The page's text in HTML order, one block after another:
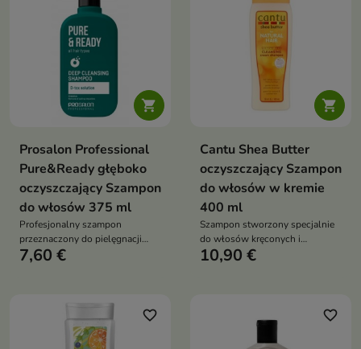

Prosalon Professional
Pure&Ready głęboko
oczyszczający Szampon
do włosów 375 ml
Profesjonalny szampon
przeznaczony do pielęgnacji
wszystkich rodzajów włosów
7,60 €

Cantu Shea Butter
oczyszczający Szampon
do włosów w kremie
400 ml
Szampon stworzony specjalnie
do włosów kręconych i
falowanych
10,90 €
favorite_border favorite_border